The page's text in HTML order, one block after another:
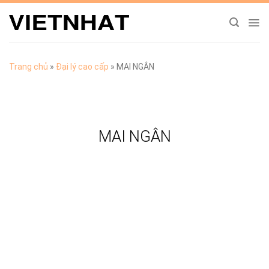
Chuyển
đến
Trang chủ » Đại lý cao cấp » MAI NGÂN
MAI NGÂN